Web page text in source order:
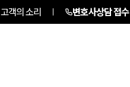
고객의 소리 변호사상담 접수